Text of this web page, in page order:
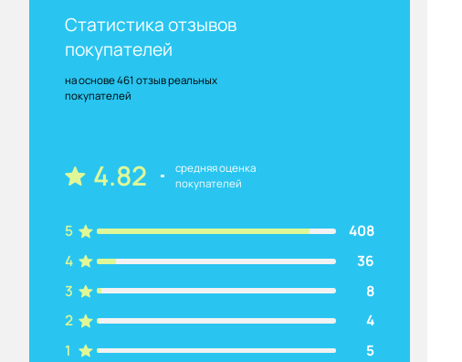
Статистика отзывов
покупателей
на основе 461 отзыв реальных
покупателей
4.82
средняя оценка
покупателей
5
408
4
36
3
8
2
4
1
5